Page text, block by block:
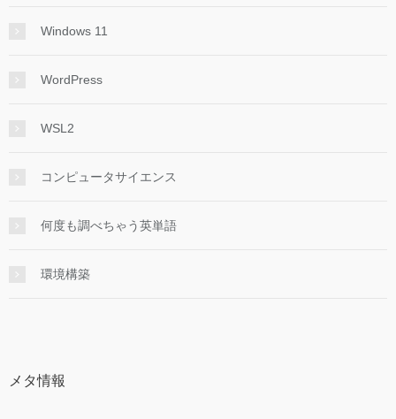
Windows 11
WordPress
WSL2
コンピュータサイエンス
何度も調べちゃう英単語
環境構築
メタ情報